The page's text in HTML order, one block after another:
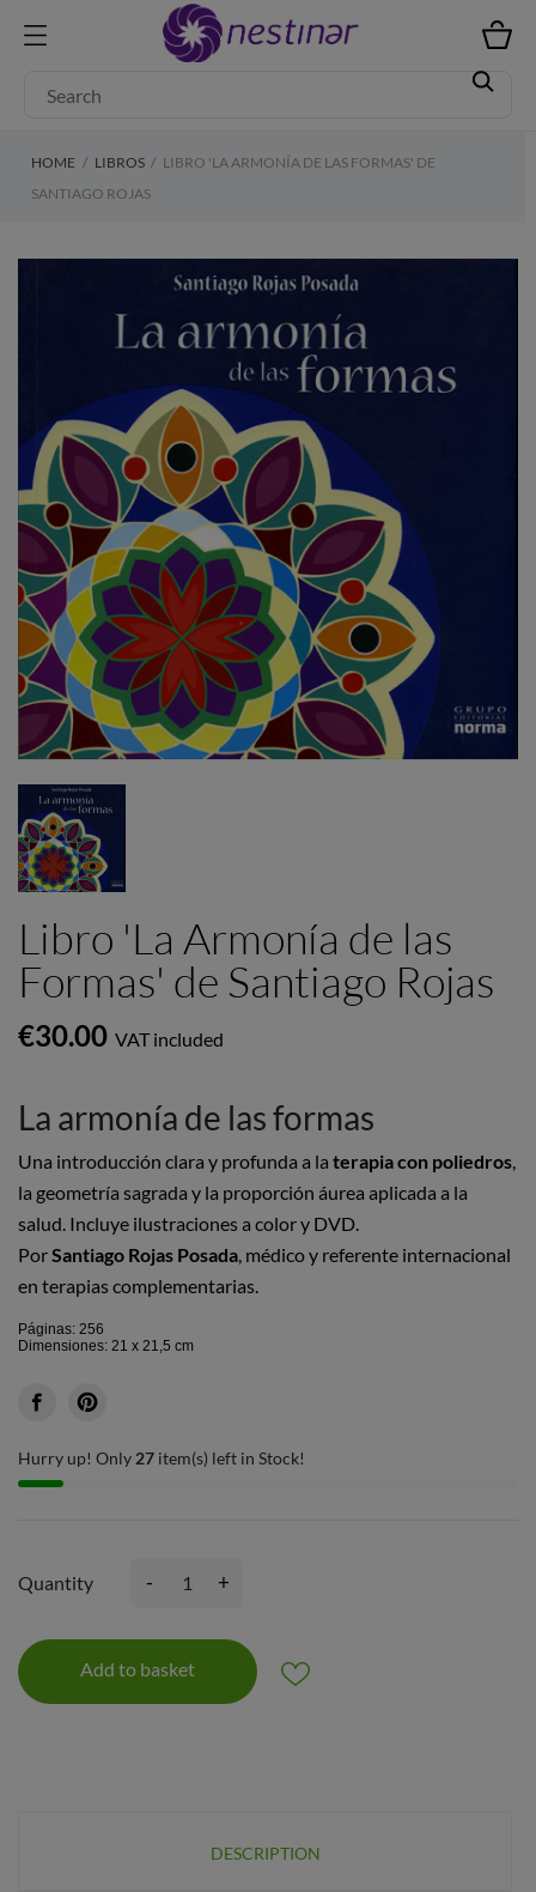
HOME LIBROS
LIBRO 'LA ARMONÍA DE LAS FORMAS' DE
SANTIAGO ROJAS
Libro 'La Armonía de las
Formas' de Santiago Rojas
€30.00 VAT included
La armonía de las formas
Una introducción clara y profunda a la terapia con poliedros,
la geometría sagrada y la proporción áurea aplicada a la
salud. Incluye ilustraciones a color y DVD.
PorSantiago Rojas Posada, médico y referente internacional
en terapias complementarias.
Páginas: 256
Dimensiones: 21 x 21,5 cm
Hurry up! Only 27 item(s) left in Stock!
Quantity - +
Add to basket
DESCRIPTION